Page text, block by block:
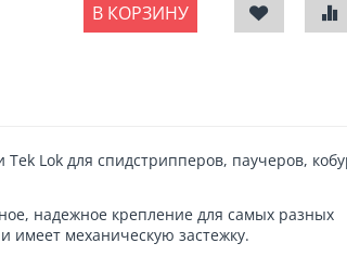
В КОРЗИНУ
Tek Lokдля спидстрипперов, паучеров,
надежное крепление для самых разных
имеет механическую застежку.